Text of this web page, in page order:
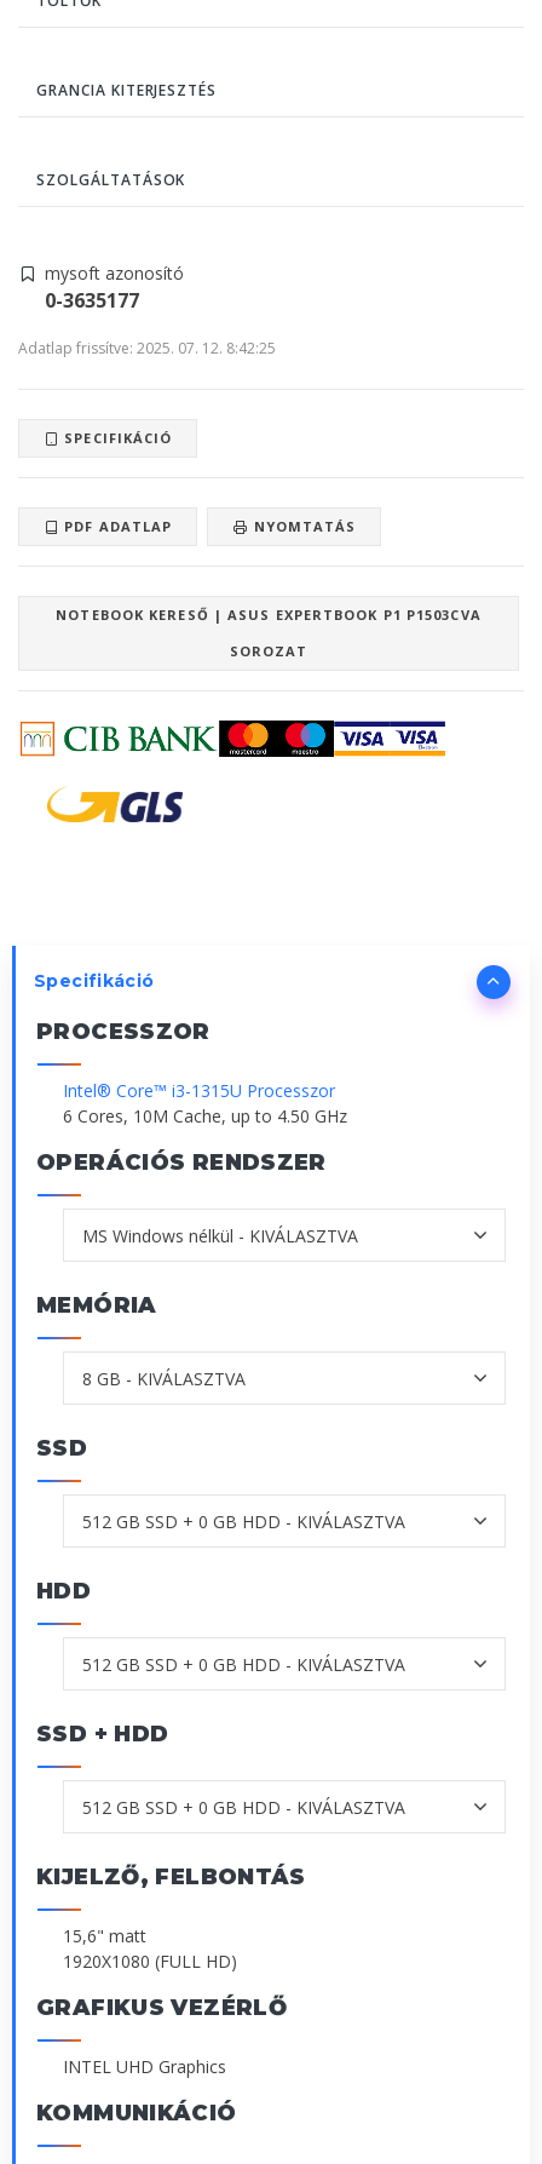
GRANCIA KITERJESZTÉS
SZOLGÁLTATÁSOK
mysoft azonosító
0-3635177
Adatlap frissítve: 2025. 07. 12. 8:42:25
SPECIFIKÁCIÓ
PDF ADATLAP NYOMTATÁS
NOTEBOOK KERESŐ | ASUS EXPERTBOOK P1 P1503CVA
SOROZAT
Specifikáció
PROCESSZOR
Intel® Core™ i3-1315U Processzor
6 Cores, 10M Cache, up to 4.50 GHz
OPERÁCIÓS RENDSZER
MEMÓRIA
SSD
HDD
SSD + HDD
KIJELZŐ, FELBONTÁS
15,6" matt
1920X1080 (FULL HD)
GRAFIKUS VEZÉRLŐ
INTEL UHD Graphics
KOMMUNIKÁCIÓ